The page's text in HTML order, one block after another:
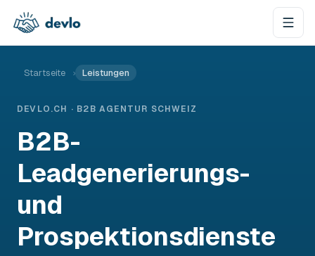
Startseite › Leistungen
DEVLO.CH · B2B AGENTUR SCHWEIZ
B2B-
Leadgenerierungs-
und
Prospektionsdienste